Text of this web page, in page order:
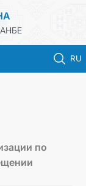
RU
по